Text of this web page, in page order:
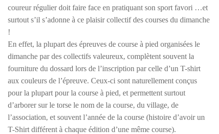
coureur régulier doit faire face en pratiquant son sport favori …et
surtout s’il s’adonne à ce plaisir collectif des courses du dimanche
!
En effet, la plupart des épreuves de course à pied organisées le
dimanche par des collectifs valeureux, complètent souvent la
fourniture du dossard lors de l’inscription par celle d’un T-shirt
aux couleurs de l’épreuve. Ceux-ci sont naturellement conçus
pour la plupart pour la course à pied, et permettent surtout
d’arborer sur le torse le nom de la course, du village, de
l’association, et souvent l’année de la course (histoire d’avoir un
T-Shirt différent à chaque édition d’une même course).